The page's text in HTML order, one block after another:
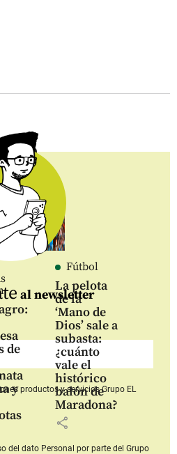
de
y
Fútbol
La pelota
de la
‘Mano de
Dios’ sale a
subasta:
¿cuánto
vale el
histórico
balón de
Maradona?
share
al newsletter
productos y serviciosGrupo EL
del dato Personal por parte del Grupo